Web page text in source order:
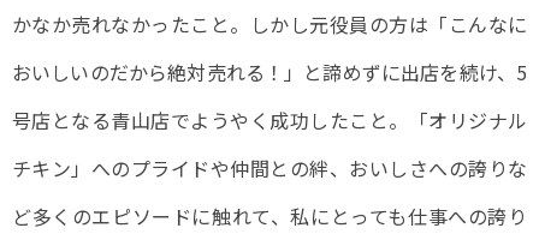
かなか売れなかったこと。しかし元役員の方は「こんなに
おいしいのだから絶対売れる！」と諦めずに出店を続け、5
号店となる青山店でようやく成功したこと。「オリジナル
チキン」へのプライドや仲間との絆、おいしさへの誇りな
ど多くのエピソードに触れて、私にとっても仕事への誇り